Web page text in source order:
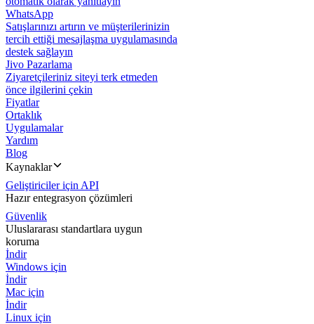
WhatsApp
Satışlarınızı artırın ve müşterilerinizin
tercih ettiği mesajlaşma uygulamasında
destek sağlayın
Jivo Pazarlama
Ziyaretçileriniz siteyi terk etmeden
önce ilgilerini çekin
Fiyatlar
Ortaklık
Uygulamalar
Yardım
Blog
Kaynaklar
Geliştiriciler için API
Hazır entegrasyon çözümleri
Güvenlik
Uluslararası standartlara uygun
koruma
İndir
Windows için
İndir
Mac için
İndir
Linux için